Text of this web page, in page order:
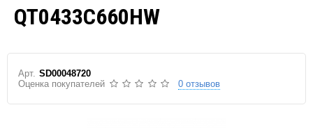
QT0433C660HW
Арт. SD00048720
Оценка покупателей
0 отзывов